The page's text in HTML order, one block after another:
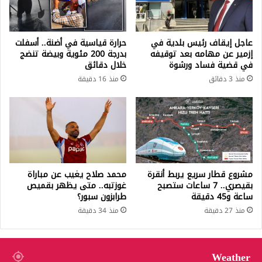
عاجل إيقاف رئيس بلدية في
إزمير عن مهامه بعد توقيفه
في قضية فساد ورشوة
منذ 3 دقائق
حرارة قياسية في أضنة.. أسفلت
بدرجة 200 مئوية وبيضة تنضج
خلال دقائق
منذ 16 دقيقة
مشروع قطار سريع يربط أنقرة
بقيصري.. 7 ساعات ستصبح
ساعة و45 دقيقة
منذ 27 دقيقة
محمد صلاح يغيب عن مباراة
غوزتبه.. متى يظهر بقميص
طرابزون سبور؟
منذ 34 دقيقة
Weather